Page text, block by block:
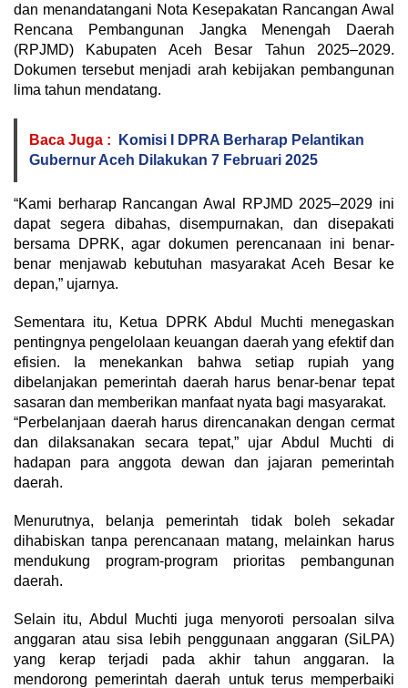
dan menandatangani Nota Kesepakatan Rancangan Awal
Rencana Pembangunan Jangka Menengah Daerah
(RPJMD) Kabupaten Aceh Besar Tahun 2025–2029.
Dokumen tersebut menjadi arah kebijakan pembangunan
lima tahun mendatang.
Baca Juga :
Komisi I DPRA Berharap Pelantikan
Gubernur Aceh Dilakukan 7 Februari 2025
“Kami berharap Rancangan Awal RPJMD 2025–2029 ini
dapat segera dibahas, disempurnakan, dan disepakati
bersama DPRK, agar dokumen perencanaan ini benar-
benar menjawab kebutuhan masyarakat Aceh Besar ke
depan,” ujarnya.
Sementara itu, Ketua DPRK Abdul Muchti menegaskan
pentingnya pengelolaan keuangan daerah yang efektif dan
efisien. Ia menekankan bahwa setiap rupiah yang
dibelanjakan pemerintah daerah harus benar-benar tepat
sasaran dan memberikan manfaat nyata bagi masyarakat.
“Perbelanjaan daerah harus direncanakan dengan cermat
dan dilaksanakan secara tepat,” ujar Abdul Muchti di
hadapan para anggota dewan dan jajaran pemerintah
daerah.
Menurutnya, belanja pemerintah tidak boleh sekadar
dihabiskan tanpa perencanaan matang, melainkan harus
mendukung program-program prioritas pembangunan
daerah.
Selain itu, Abdul Muchti juga menyoroti persoalan silva
anggaran atau sisa lebih penggunaan anggaran (SiLPA)
yang kerap terjadi pada akhir tahun anggaran. Ia
mendorong pemerintah daerah untuk terus memperbaiki